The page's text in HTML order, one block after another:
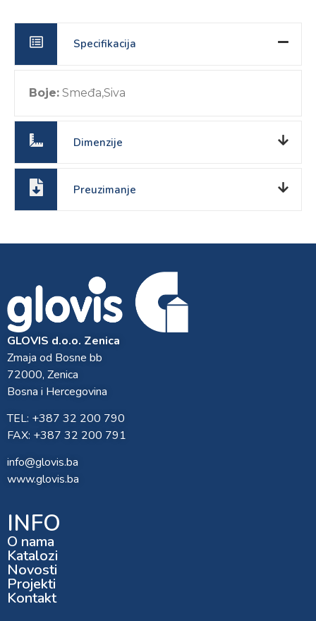
Specifikacija
Boje: Smeđa,Siva
Dimenzije
Preuzimanje
GLOVIS d.o.o. Zenica
Zmaja od Bosne bb
72000, Zenica
Bosna i Hercegovina
TEL: +387 32 200 790
FAX: +387 32 200 791
info@glovis.ba
www.glovis.ba
INFO
O nama
Katalozi
Novosti
Projekti
Kontakt